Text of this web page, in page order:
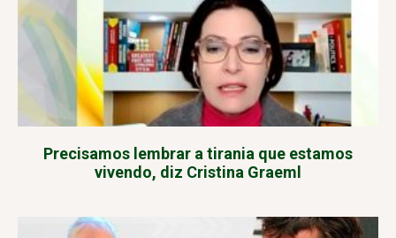
Precisamos lembrar a tirania que estamos
vivendo, diz Cristina Graeml